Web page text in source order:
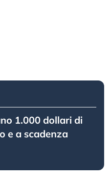
1.000 dollari di
e a scadenza